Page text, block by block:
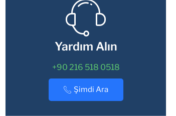
Yardım Alın
+90 216 518 0518
Şimdi Ara